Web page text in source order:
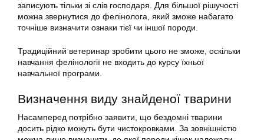
записують тільки зі слів господаря. Для більшої рішучості
можна звернутися до фелінолога, який зможе набагато
точніше визначити ознаки тієї чи іншої породи.
Традиційний ветеринар зробити цього не зможе, оскільки
навчання фелінології не входить до курсу їхньої
навчальної програми.
Визначення виду знайденої тварини
Насамперед потрібно заявити, що бездомні тварини
досить рідко можуть бути чистокровками. За зовнішністю